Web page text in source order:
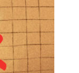
Add to
Wishlist